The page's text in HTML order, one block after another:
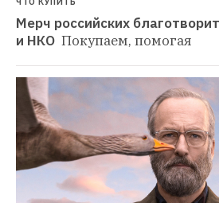
Мерч российских
и НКО Покупаем, помогая